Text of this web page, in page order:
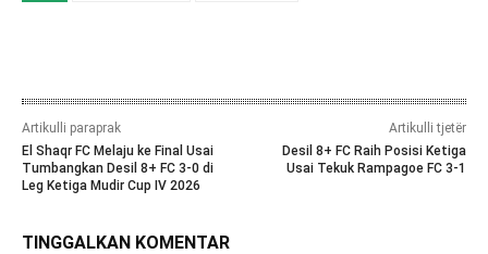
Artikulli paraprak
El Shaqr FC Melaju ke Final Usai
Tumbangkan Desil 8+ FC 3-0 di
Leg Ketiga Mudir Cup IV 2026
Artikulli tjetër
Desil 8+ FC Raih Posisi Ketiga
Usai Tekuk Rampagoe FC 3-1
TINGGALKAN KOMENTAR